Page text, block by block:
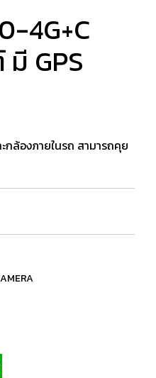
4G+C
GPS
ล้องภายในรถ สามารถคุย